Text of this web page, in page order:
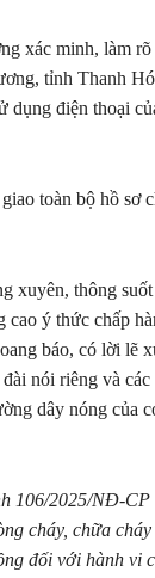
xác minh, làm
tỉnh Thanh
điện thoại
toàn bộ hồ
xuyên, thông
ý thức chấp
báo, có lời lẽ
nói riêng và
dây nóng của
106/2025/NĐ-CP
cháy, chữa
đối với hành vi